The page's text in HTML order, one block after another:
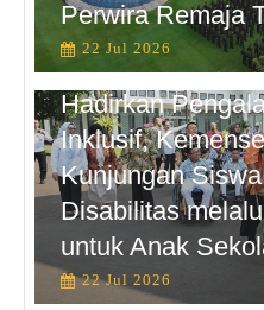
Perwira Remaja
22 Jul 2026
Hadirkan
Inklusif,
Kunjungan
Disabilitas
untuk Anak
22 Jul 2026